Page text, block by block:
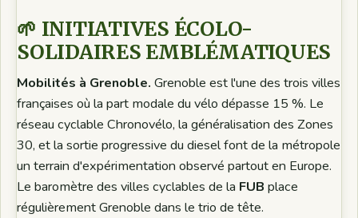
🌱 INITIATIVES ÉCOLO-
SOLIDAIRES EMBLÉMATIQUES
Mobilités à Grenoble. Grenoble est l'une des trois villes
françaises où la part modale du vélo dépasse 15 %. Le
réseau cyclable Chronovélo, la généralisation des Zones
30, et la sortie progressive du diesel font de la métropole
un terrain d'expérimentation observé partout en Europe.
Le baromètre des villes cyclables de la FUB place
régulièrement Grenoble dans le trio de tête.